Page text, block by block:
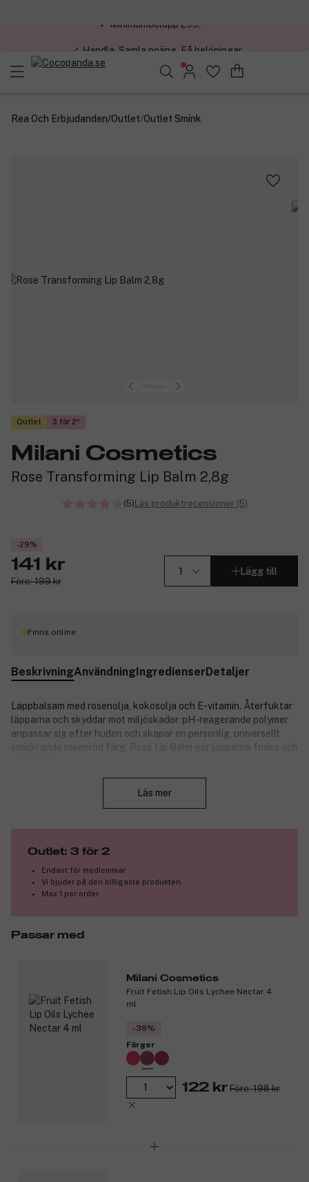
Sök bland 25.234 produkter..
Rea Och Erbjudanden/Outlet/Outlet Smink
Outlet 3 för 2
Milani Cosmetics
Rose Transforming Lip Balm 2,8g
(5)Läs produktrecensioner (5)
-29%
141 kr
Före: 199 kr
Lägg till
Finns online
BeskrivningAnvändningIngredienserDetaljer
Läppbalsam med rosenolja, kokosolja och E-vitamin. Återfuktar
läpparna och skyddar mot miljöskador. pH-reagerande polymer
anpassar sig efter huden och skapar en personlig, universellt
smickrande rosenröd färg. Rose Lip Balm gör läpparna friska och
Läs mer
Outlet: 3 för 2
Endast för medlemmar
Vi bjuder på den billigaste produkten.
Max 1 per order.
Passar med
Milani Cosmetics
Fruit Fetish Lip Oils Lychee Nectar 4
ml
-38%
Färger
122 kr Före: 198 kr